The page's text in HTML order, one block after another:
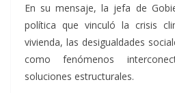
En su mensaje, la jefa de
política que vinculó la crisis
vivienda, las desigualdades
como fenómenos
soluciones estructurales.